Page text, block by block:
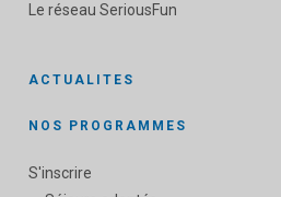
Le réseau SeriousFun
ACTUALITES
NOS PROGRAMMES
S'inscrire